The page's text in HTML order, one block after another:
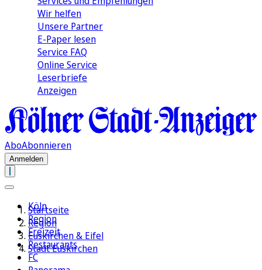
Wir helfen
Unsere Partner
E-Paper lesen
Service FAQ
Online Service
Leserbriefe
Anzeigen
AboAbonnieren
Anmelden
Köln
Region
Freizeit
Restaurants
FC
Startseite
Region
Euskirchen & Eifel
Stadt Euskirchen